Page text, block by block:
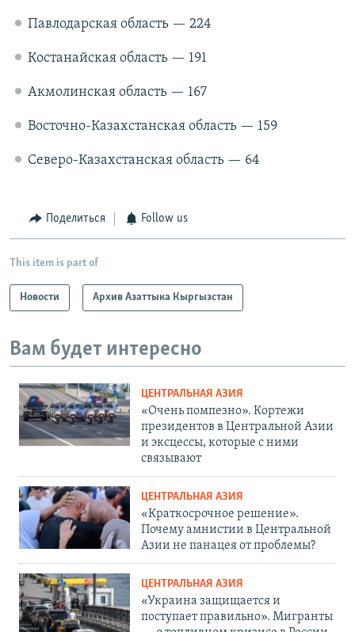
Павлодарская область — 224
Костанайская область — 191
Акмолинская область — 167
Восточно-Казахстанская область — 159
Северо-Казахстанская область — 64
Поделиться Follow us
This item is part of
Новости Архив Азаттыка Кыргызстан
Вам будет интересно
ЦЕНТРАЛЬНАЯ АЗИЯ
«Очень помпезно». Кортежи
президентов в Центральной Азии
и эксцессы, которые с ними
связывают
ЦЕНТРАЛЬНАЯ АЗИЯ
«Краткосрочное решение».
Почему амнистии в Центральной
Азии не панацея от проблемы?
ЦЕНТРАЛЬНАЯ АЗИЯ
«Украина защищается и
поступает правильно». Мигранты